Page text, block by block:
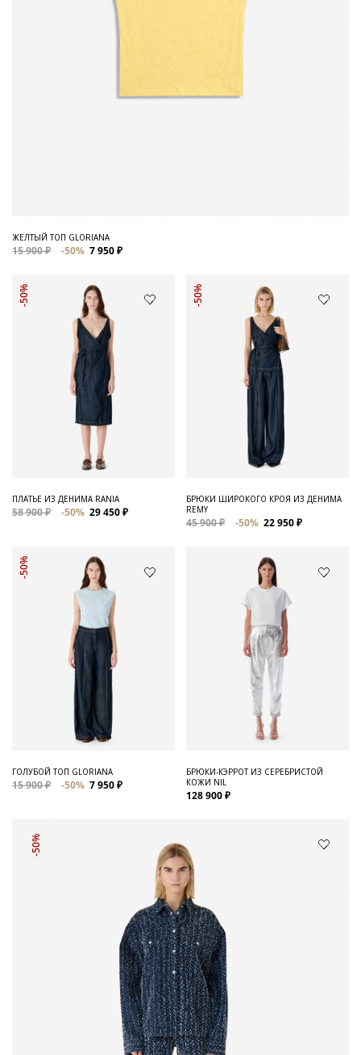
ЖЕЛТЫЙ ТОП GLORIANA
15 900 ₽ -50% 7 950 ₽
-50%
ПЛАТЬЕ ИЗ ДЕНИМА RANIA
58 900 ₽ -50% 29 450 ₽
-50%
БРЮКИ ШИРОКОГО КРОЯ ИЗ ДЕНИМА
REMY
45 900 ₽ -50% 22 950 ₽
-50%
ГОЛУБОЙ ТОП GLORIANA
15 900 ₽ -50% 7 950 ₽
БРЮКИ-КЭРРОТ ИЗ СЕРЕБРИСТОЙ
КОЖИ NIL
128 900 ₽
-50%